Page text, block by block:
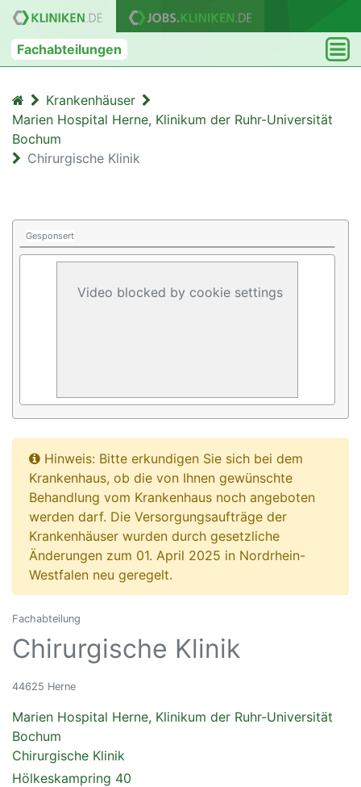
Fachabteilungen
Krankenhäuser
Marien Hospital Herne, Klinikum der Ruhr-Universität
Bochum
Chirurgische Klinik
Gesponsert
Video blocked by cookie settings
Hinweis: Bitte erkundigen Sie sich bei dem
Krankenhaus, ob die von Ihnen gewünschte
Behandlung vom Krankenhaus noch angeboten
werden darf. Die Versorgungsaufträge der
Krankenhäuser wurden durch gesetzliche
Änderungen zum 01. April 2025 in Nordrhein-
Westfalen neu geregelt.
Fachabteilung
Chirurgische Klinik
44625 Herne
Marien Hospital Herne, Klinikum der Ruhr-Universität
Bochum
Chirurgische Klinik
Hölkeskampring 40